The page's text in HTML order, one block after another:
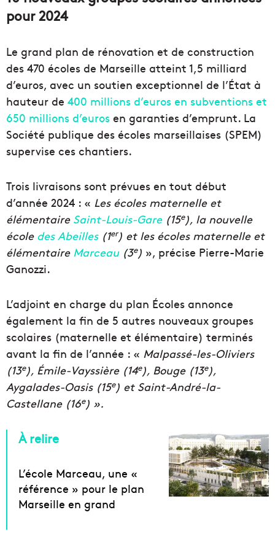
pour 2024
Le grand plan de rénovation et de construction
des 470 écoles de Marseille atteint 1,5 milliard
d’euros, avec un soutien exceptionnel de l’État à
hauteur de 400 millions d’euros en subventions et
650 millions d’euros en garanties d’emprunt. La
Société publique des écoles marseillaises (SPEM)
supervise ces chantiers.
Trois livraisons sont prévues en tout début
d’année 2024 : « Les écoles maternelle et
élémentaire Saint-Louis-Gare(15e), la nouvelle
écoledes Abeilles(1er) et les écoles maternelle et
élémentaire Marceau(3e) », précise Pierre-Marie
Ganozzi.
L’adjoint en charge du plan Écoles annonce
également la fin de 5 autres nouveaux groupes
scolaires (maternelle et élémentaire) terminés
avant la fin de l’année : « Malpassé-les-Oliviers
(13e), Émile-Vayssière (14e), Bouge (13e),
Aygalades-Oasis (15e) et Saint-André-la-
Castellane (16e) ».
À relire
L’école Marceau, une «
référence » pour le plan
Marseille en grand